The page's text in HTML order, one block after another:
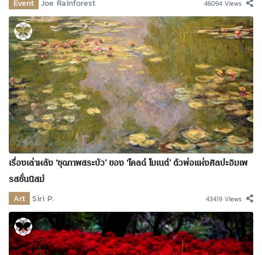
Event Joe Rainforest 46094 Views
เรื่องเล่าหลัง ‘ชุดภาพสระบัว’ ของ ‘โคลด์ โมเนต์’ ตัวพ่อแห่งศิลปะอิมเพ
รสชั่นนิสม์
Art Siri P. 43419 Views